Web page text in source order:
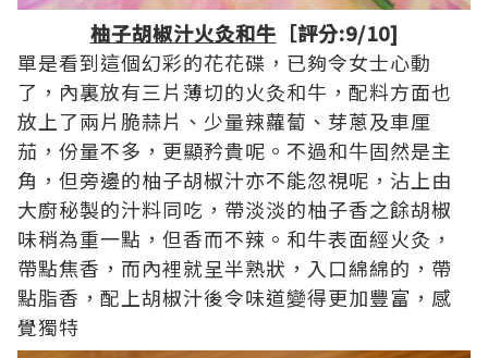
柚子胡椒汁火灸和牛 ［評分:9/10]
單是看到這個幻彩的花花碟，已夠令女士心動
了，內裏放有三片薄切的火灸和牛，配料方面也
放上了兩片脆蒜片、少量辣蘿蔔、芽蔥及車厘
茄，份量不多，更顯矜貴呢。不過和牛固然是主
角，但旁邊的柚子胡椒汁亦不能忽視呢，沾上由
大廚秘製的汁料同吃，帶淡淡的柚子香之餘胡椒
味稍為重一點，但香而不辣。和牛表面經火灸，
帶點焦香，而內裡就呈半熟狀，入口綿綿的，帶
點脂香，配上胡椒汁後令味道變得更加豐富，感
覺獨特